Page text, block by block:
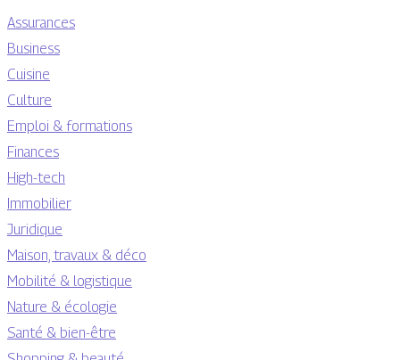
Assurances
Business
Cuisine
Culture
Emploi & formations
Finances
High-tech
Immobilier
Juridique
Maison, travaux & déco
Mobilité & logistique
Nature & écologie
Santé & bien-être